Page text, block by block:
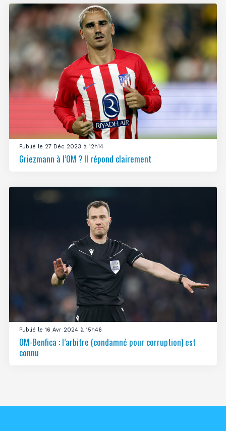
Publié le 27 Déc 2023 à 12h14
Griezmann à l’OM ? Il répond clairement
Publié le 16 Avr 2024 à 15h46
OM-Benfica : l’arbitre (condamné pour corruption) est
connu